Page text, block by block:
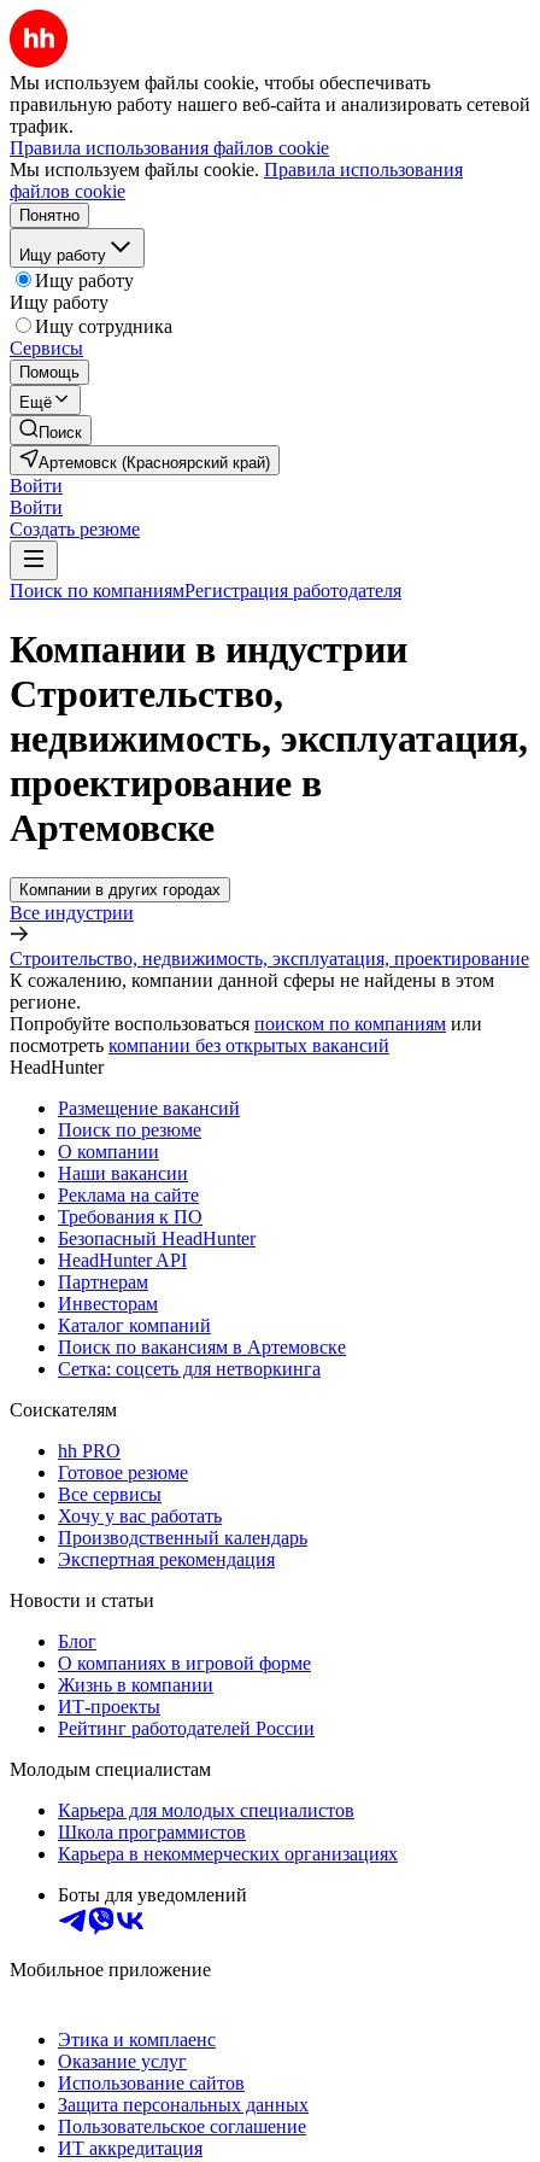
Мы используем файлы cookie, чтобы обеспечивать
правильную работу нашего веб-сайта и анализировать сетевой
трафик.
Правила использования файлов cookie
Мы используем файлы cookie. Правила использования
файлов cookie
Понятно
Ищу работу
Ищу работу
Ищу работу
Ищу сотрудника
Сервисы
Помощь
Ещё
Поиск
Артемовск (Красноярский край)
Войти
Войти
Создать резюме
Поиск по компаниямРегистрация работодателя
Компании в индустрии
Строительство,
недвижимость, эксплуатация,
проектирование в
Артемовске
Компании в других городах
Все индустрии
Строительство, недвижимость, эксплуатация, проектирование
К сожалению, компании данной сферы не найдены в этом
регионе.
Попробуйте воспользоваться поиском по компаниям или
посмотреть компании без открытых вакансий
HeadHunter
Размещение вакансий
Поиск по резюме
О компании
Наши вакансии
Реклама на сайте
Требования к ПО
Безопасный HeadHunter
HeadHunter API
Партнерам
Инвесторам
Каталог компаний
Поиск по вакансиям в Артемовске
Сетка: соцсеть для нетворкинга
Соискателям
hh PRO
Готовое резюме
Все сервисы
Хочу у вас работать
Производственный календарь
Экспертная рекомендация
Новости и статьи
Блог
О компаниях в игровой форме
Жизнь в компании
ИТ-проекты
Рейтинг работодателей России
Молодым специалистам
Карьера для молодых специалистов
Школа программистов
Карьера в некоммерческих организациях
Боты для уведомлений
Мобильное приложение
Этика и комплаенс
Оказание услуг
Использование сайтов
Защита персональных данных
Пользовательское соглашение
ИТ аккредитация